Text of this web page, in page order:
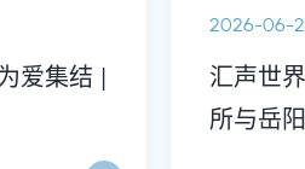
爱集结 |
2026-06-
汇声世
所与岳